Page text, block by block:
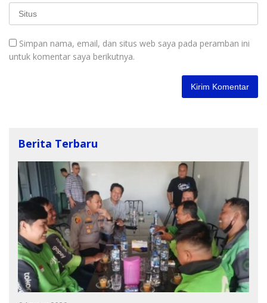
Simpan nama, email, dan situs web saya pada peramban ini
untuk komentar saya berikutnya.
Berita Terbaru